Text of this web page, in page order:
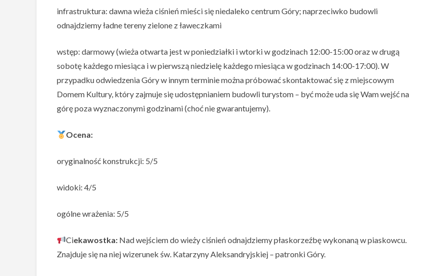
infrastruktura: dawna wieża ciśnień mieści się niedaleko centrum Góry; naprzeciwko budowli
odnajdziemy ładne tereny zielone z ławeczkami
wstęp: darmowy (wieża otwarta jest w poniedziałki i wtorki w godzinach 12:00-15:00 oraz w drugą
sobotę każdego miesiąca i w pierwszą niedzielę każdego miesiąca w godzinach 14:00-17:00). W
przypadku odwiedzenia Góry w innym terminie można próbować skontaktować się z miejscowym
Domem Kultury, który zajmuje się udostępnianiem budowli turystom – być może uda się Wam wejść na
górę poza wyznaczonymi godzinami (choć nie gwarantujemy).
Ocena:
oryginalność konstrukcji: 5/5
widoki: 4/5
ogólne wrażenia: 5/5
Ciekawostka: Nad wejściem do wieży ciśnień odnajdziemy płaskorzeźbę wykonaną w piaskowcu.
Znajduje się na niej wizerunek św. Katarzyny Aleksandryjskiej – patronki Góry.